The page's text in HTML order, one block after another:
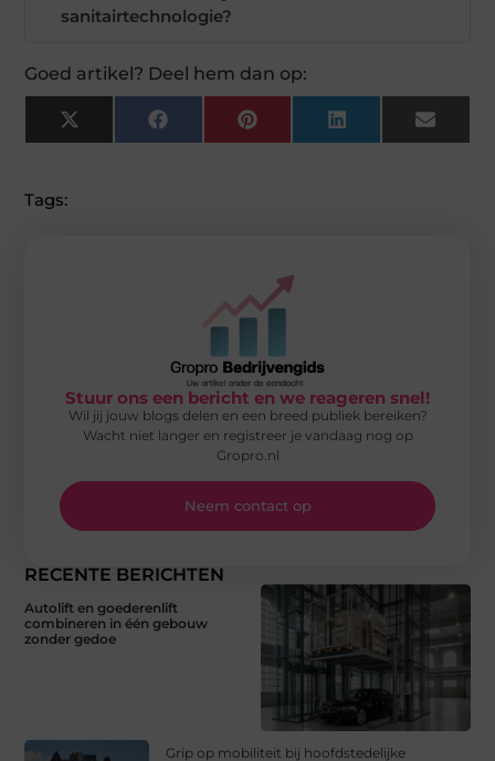
sanitairtechnologie?
Goed artikel? Deel hem dan op:
X
(Twitter)
FacebookPinterest LinkedIn Email
Tags:
RECENTE BERICHTEN
Autolift en goederenlift
combineren in één gebouw
zonder gedoe
Grip op mobiliteit bij hoofdstedelijke
Stuur ons een bericht en we reageren snel!
Wil jij jouw blogs delen en een breed publiek bereiken?
Wacht niet langer en registreer je vandaag nog op
Gropro.nl
Neem contact op